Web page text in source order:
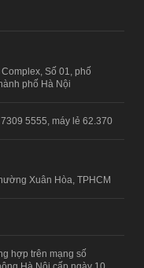
Số 01, phố
phố Hà Nội
5555, máy lẻ 62.370
Xuân Hòa, TPHCM
hợp trên mạng số